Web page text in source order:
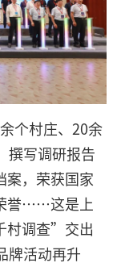
个村庄、20余
撰写调研报告
案，荣获国家
誉……这是上
村调查”交出
牌活动再升